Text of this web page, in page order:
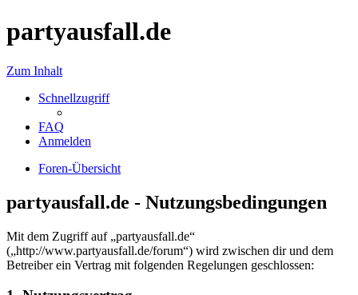
partyausfall.de
Zum Inhalt
Schnellzugriff
FAQ
Anmelden
Foren-Übersicht
partyausfall.de - Nutzungsbedingungen
Mit dem Zugriff auf „partyausfall.de“
(„http://www.partyausfall.de/forum“) wird zwischen dir und dem
Betreiber ein Vertrag mit folgenden Regelungen geschlossen: